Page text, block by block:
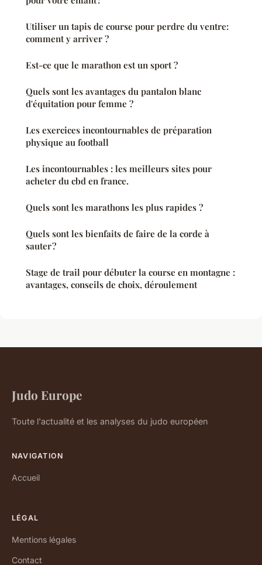
Utiliser un tapis de course pour perdre du ventre:
comment y arriver ?
Est-ce que le marathon est un sport ?
Quels sont les avantages du pantalon blanc
d'équitation pour femme ?
Les exercices incontournables de préparation
physique au football
Les incontournables : les meilleurs sites pour
acheter du cbd en france.
Quels sont les marathons les plus rapides ?
Quels sont les bienfaits de faire de la corde à
sauter ?
Stage de trail pour débuter la course en montagne :
avantages, conseils de choix, déroulement
Judo Europe
Toute l'actualité et les analyses du judo européen
NAVIGATION
Accueil
LÉGAL
Mentions légales
Contact